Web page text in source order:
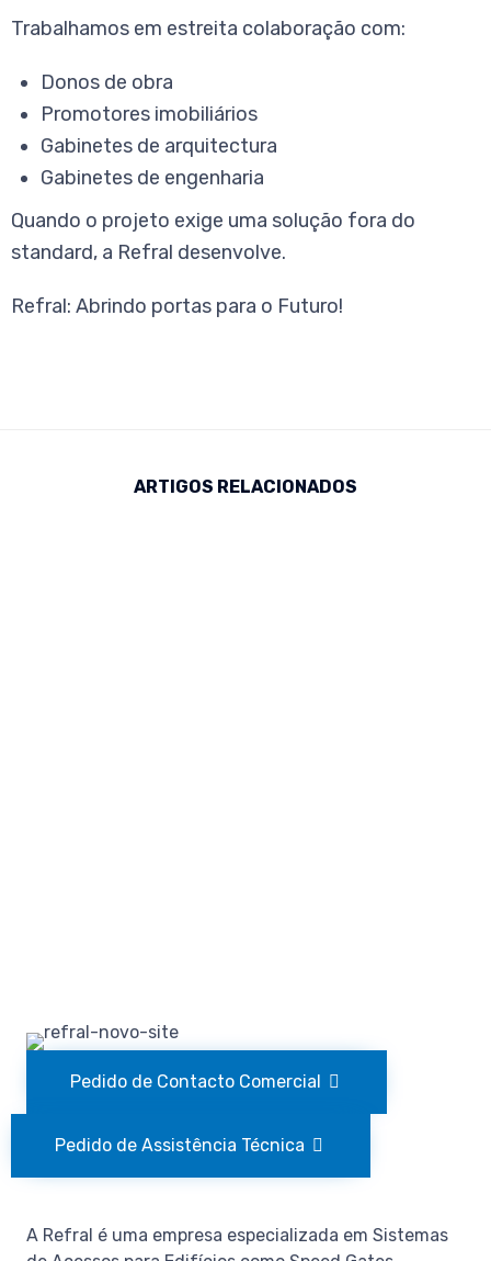
Trabalhamos em estreita colaboração com:
Donos de obra
Promotores imobiliários
Gabinetes de arquitectura
Gabinetes de engenharia
Quando o projeto exige uma solução fora do
standard, a Refral desenvolve.
Refral: Abrindo portas para o Futuro!
ARTIGOS RELACIONADOS
Pedido de Contacto Comercial
Pedido de Assistência Técnica
A Refral é uma empresa especializada em Sistemas